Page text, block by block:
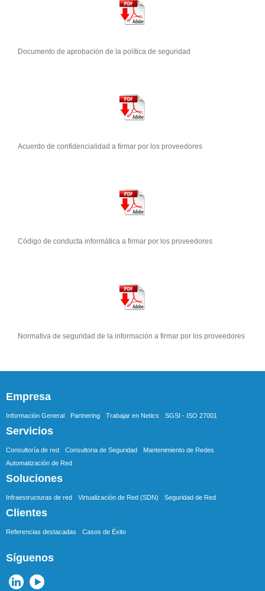
Documento de aprobación de la política de seguridad
Acuerdo de confidencialidad a firmar por los proveedores
Código de conducta informática a firmar por los proveedores
Normativa de seguridad de la información a firmar por los proveedores
Empresa
Información General Partnering Trabajar en Netics SGSI - ISO 27001
Servicios
Consultoría de red Consultoria de Seguridad
Mantenimiento de Redes
Automatización de Red
Soluciones
Infraestructuras de red Virtualización de Red (SDN) Seguridad de Red
Clientes
Referencias destacadas Casos de Éxito
Síguenos